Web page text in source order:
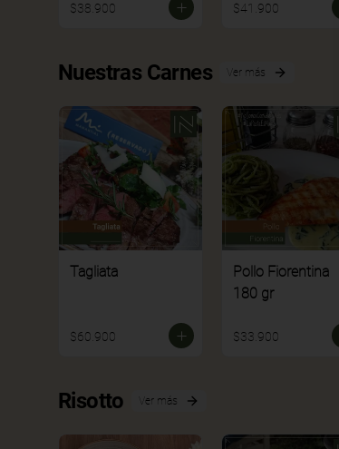
$38.900 $41.900
Nuestras Carnes Ver más
Tagliata
$60.900
Pollo Fiorentina
180 gr
$33.900
Risotto Ver más